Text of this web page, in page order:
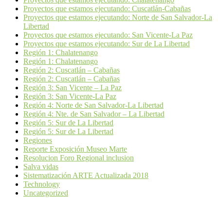
Proyectos que estamos ejecutando: Cuscatlán-Cabañas
Proyectos que estamos ejecutando: Norte de San Salvador-La
Libertad
Proyectos que estamos ejecutando: San Vicente-La Paz
Proyectos que estamos ejecutando: Sur de La Libertad
Región 1: Chalatenango
Región 1: Chalatenango
Región 2: Cuscatlán – Cabañas
Región 2: Cuscatlán – Cabañas
Región 3: San Vicente – La Paz
Región 3: San Vicente-La Paz
Región 4: Norte de San Salvador-La Libertad
Región 4: Nte. de San Salvador – La Libertad
Región 5: Sur de La Libertad
Región 5: Sur de La Libertad
Regiones
Reporte Exposición Museo Marte
Resolucion Foro Regional inclusion
Salva vidas
Sistematización ARTE Actualizada 2018
Technology
Uncategorized